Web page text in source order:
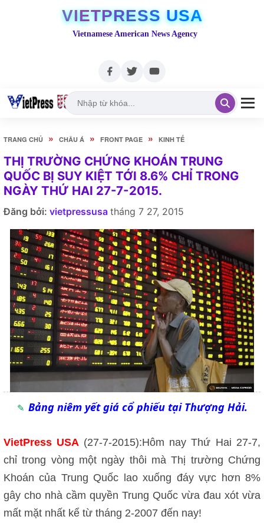
VIETPRESS USA
Vietnamese American News Agency
TRANG CHỦ » CHÂU Á » FRONT PAGE » KINH TẾ
THỊ TRƯỜNG CHỨNG KHOÁN TRUNG
QUỐC BỊ SUY KIỆT TỚI 8.6% CHỈ TRONG
NGÀY THỨ HAI 27-7-2015.
Đăng bởi: vietpressusa tháng 7 27, 2015
Bảng niêm yết giá cổ phiếu tại Thượng Hải.
VietPress USA (27-7-2015):Hôm nay Thứ Hai 27-7,
chỉ trong vòng một ngày thôi mà Thị trường Chứng
Khoán của Trung Quốc lao xuống đáy vực hơn 8%
gây cho nhà cầm quyền Trung Quốc vừa đau xót vừa
mất mặt nhất kể từ tháng 2-2007 đến nay!